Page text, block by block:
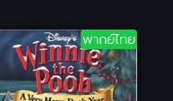
นงาเอชิ พากย์
ไทย
พากย์ไทย